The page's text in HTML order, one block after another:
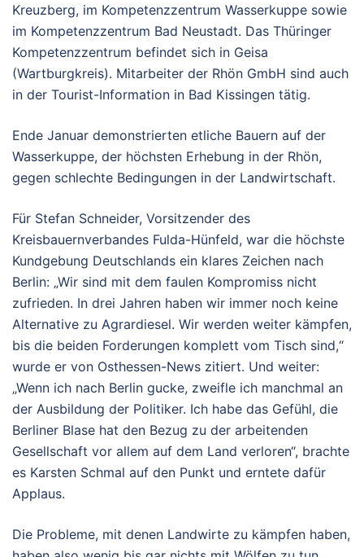
Kreuzberg, im Kompetenzzentrum Wasserkuppe sowie
im Kompetenzzentrum Bad Neustadt. Das Thüringer
Kompetenzzentrum befindet sich in Geisa
(Wartburgkreis). Mitarbeiter der Rhön GmbH sind auch
in der Tourist-Information in Bad Kissingen tätig.
Ende Januar demonstrierten etliche Bauern auf der
Wasserkuppe, der höchsten Erhebung in der Rhön,
gegen schlechte Bedingungen in der Landwirtschaft.
Für Stefan Schneider, Vorsitzender des
Kreisbauernverbandes Fulda-Hünfeld, war die höchste
Kundgebung Deutschlands ein klares Zeichen nach
Berlin: „Wir sind mit dem faulen Kompromiss nicht
zufrieden. In drei Jahren haben wir immer noch keine
Alternative zu Agrardiesel. Wir werden weiter kämpfen,
bis die beiden Forderungen komplett vom Tisch sind,“
wurde er von Osthessen-News zitiert. Und weiter:
„Wenn ich nach Berlin gucke, zweifle ich manchmal an
der Ausbildung der Politiker. Ich habe das Gefühl, die
Berliner Blase hat den Bezug zu der arbeitenden
Gesellschaft vor allem auf dem Land verloren“, brachte
es Karsten Schmal auf den Punkt und erntete dafür
Applaus.
Die Probleme, mit denen Landwirte zu kämpfen haben,